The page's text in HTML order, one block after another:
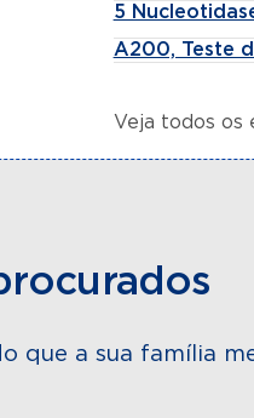
5
A200, Teste
Veja todos os
que a sua família